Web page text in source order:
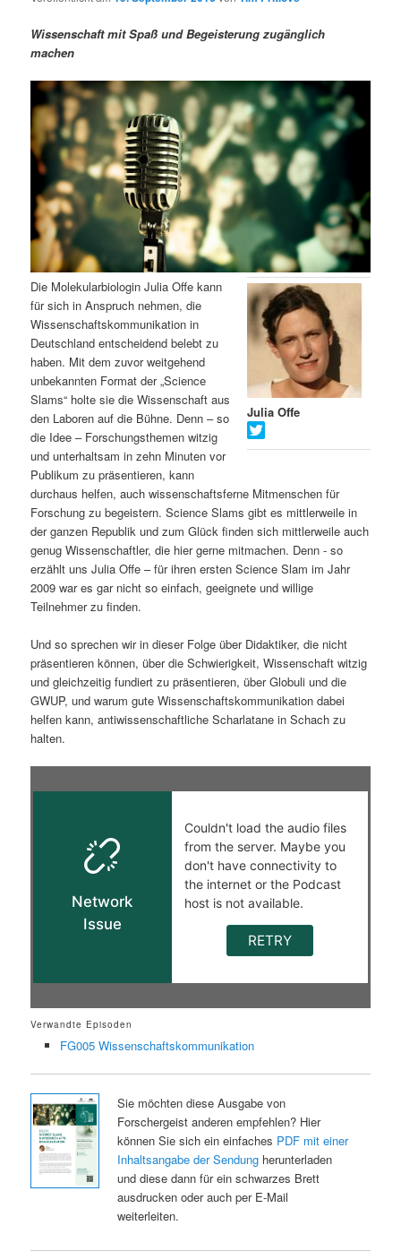
ä
r
e
I
n
h
a
l
t
s
p
r
i
n
g
e
n
n
d
ä
e
n
I
n
h
a
l
t
s
p
r
i
n
g
e
n
n
v
i
g
t
i
o
Wissenschaft mit Spaß und Begeisterung zugänglich
machen
Julia Offe
Die Molekularbiologin Julia Offe kann
für sich in Anspruch nehmen, die
Wissenschaftskommunikation in
Deutschland entscheidend belebt zu
haben. Mit dem zuvor weitgehend
unbekannten Format der „Science
Slams“ holte sie die Wissenschaft aus
den Laboren auf die Bühne. Denn – so
die Idee – Forschungsthemen witzig
und unterhaltsam in zehn Minuten vor
Publikum zu präsentieren, kann
durchaus helfen, auch wissenschaftsferne Mitmenschen für
Forschung zu begeistern. Science Slams gibt es mittlerweile in
der ganzen Republik und zum Glück finden sich mittlerweile auch
genug Wissenschaftler, die hier gerne mitmachen. Denn - so
erzählt uns Julia Offe – für ihren ersten Science Slam im Jahr
2009 war es gar nicht so einfach, geeignete und willige
Teilnehmer zu finden.
Und so sprechen wir in dieser Folge über Didaktiker, die nicht
präsentieren können, über die Schwierigkeit, Wissenschaft witzig
und gleichzeitig fundiert zu präsentieren, über Globuli und die
GWUP, und warum gute Wissenschaftskommunikation dabei
helfen kann, antiwissenschaftliche Scharlatane in Schach zu
halten.
Verwandte Episoden
FG005 Wissenschaftskommunikation
Sie möchten diese Ausgabe von
Forschergeist anderen empfehlen? Hier
können Sie sich ein einfaches PDF mit einer
Inhaltsangabe der Sendungherunterladen
und diese dann für ein schwarzes Brett
ausdrucken oder auch per E-Mail
weiterleiten.